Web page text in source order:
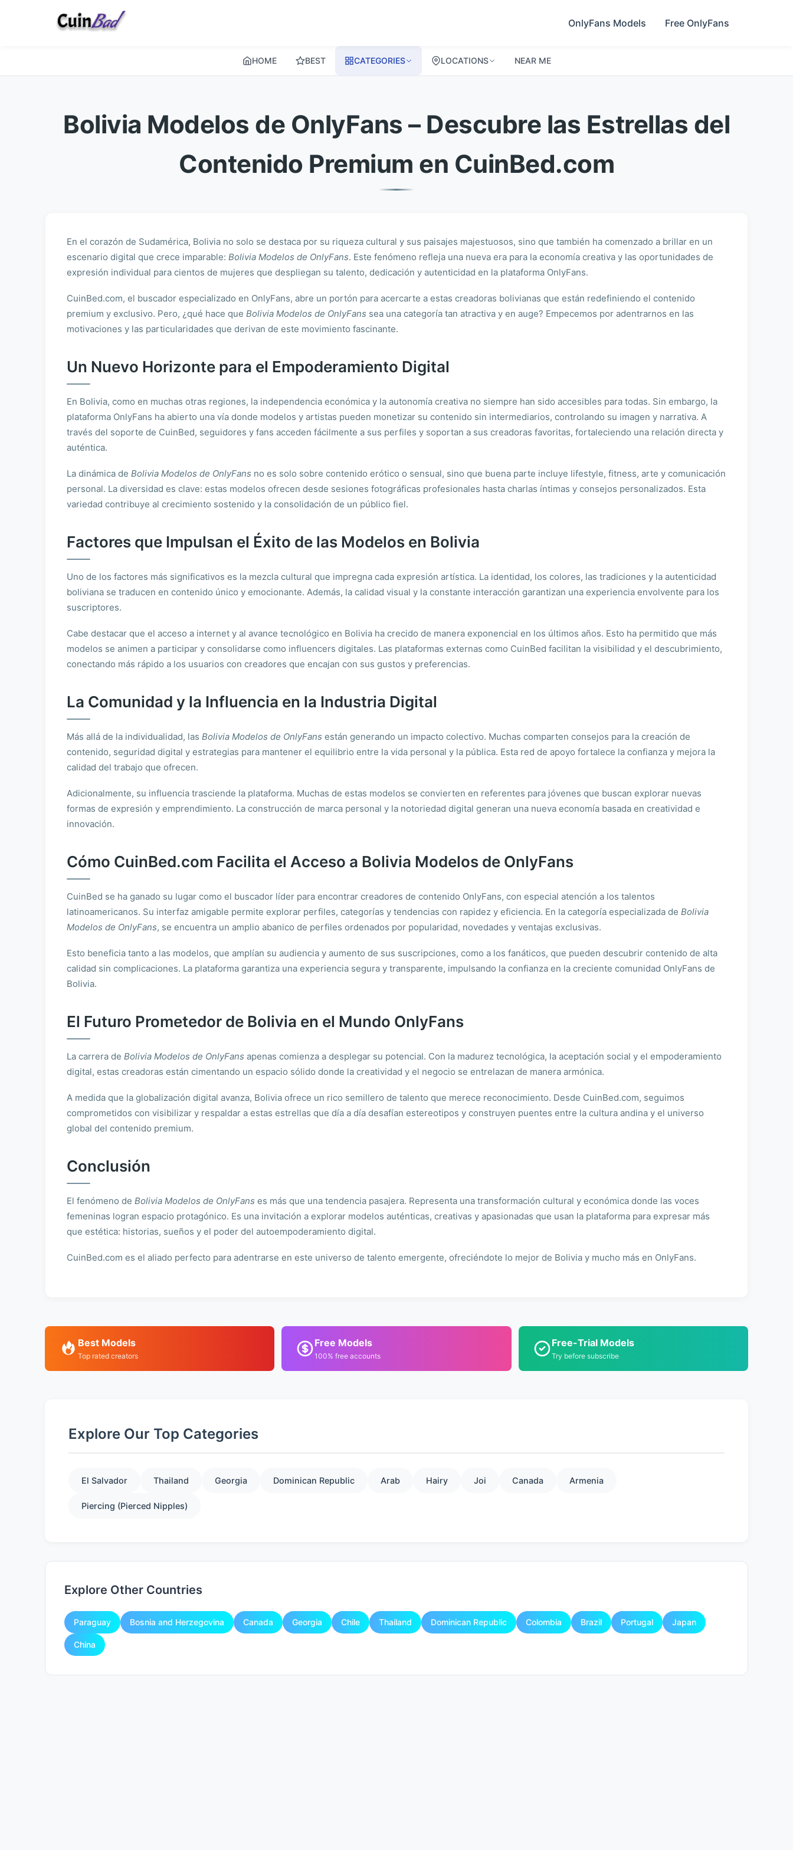
OnlyFans Models Free OnlyFans
HOME BEST CATEGORIES LOCATIONS NEAR ME
Bolivia Modelos de OnlyFans – Descubre las Estrellas del
Contenido Premium en CuinBed.com
En el corazón de Sudamérica, Bolivia no solo se destaca por su riqueza cultural y sus paisajes majestuosos, sino que también ha comenzado a brillar en un
escenario digital que crece imparable: Bolivia Modelos de OnlyFans. Este fenómeno refleja una nueva era para la economía creativa y las oportunidades de
expresión individual para cientos de mujeres que despliegan su talento, dedicación y autenticidad en la plataforma OnlyFans.
CuinBed.com, el buscador especializado en OnlyFans, abre un portón para acercarte a estas creadoras bolivianas que están redefiniendo el contenido
premium y exclusivo. Pero, ¿qué hace que Bolivia Modelos de OnlyFans sea una categoría tan atractiva y en auge? Empecemos por adentrarnos en las
motivaciones y las particularidades que derivan de este movimiento fascinante.
Un Nuevo Horizonte para el Empoderamiento Digital
En Bolivia, como en muchas otras regiones, la independencia económica y la autonomía creativa no siempre han sido accesibles para todas. Sin embargo, la
plataforma OnlyFans ha abierto una vía donde modelos y artistas pueden monetizar su contenido sin intermediarios, controlando su imagen y narrativa. A
través del soporte de CuinBed, seguidores y fans acceden fácilmente a sus perfiles y soportan a sus creadoras favoritas, fortaleciendo una relación directa y
auténtica.
La dinámica de Bolivia Modelos de OnlyFans no es solo sobre contenido erótico o sensual, sino que buena parte incluye lifestyle, fitness, arte y comunicación
personal. La diversidad es clave: estas modelos ofrecen desde sesiones fotográficas profesionales hasta charlas íntimas y consejos personalizados. Esta
variedad contribuye al crecimiento sostenido y la consolidación de un público fiel.
Factores que Impulsan el Éxito de las Modelos en Bolivia
Uno de los factores más significativos es la mezcla cultural que impregna cada expresión artística. La identidad, los colores, las tradiciones y la autenticidad
boliviana se traducen en contenido único y emocionante. Además, la calidad visual y la constante interacción garantizan una experiencia envolvente para los
suscriptores.
Cabe destacar que el acceso a internet y al avance tecnológico en Bolivia ha crecido de manera exponencial en los últimos años. Esto ha permitido que más
modelos se animen a participar y consolidarse como influencers digitales. Las plataformas externas como CuinBed facilitan la visibilidad y el descubrimiento,
conectando más rápido a los usuarios con creadores que encajan con sus gustos y preferencias.
La Comunidad y la Influencia en la Industria Digital
Más allá de la individualidad, las Bolivia Modelos de OnlyFans están generando un impacto colectivo. Muchas comparten consejos para la creación de
contenido, seguridad digital y estrategias para mantener el equilibrio entre la vida personal y la pública. Esta red de apoyo fortalece la confianza y mejora la
calidad del trabajo que ofrecen.
Adicionalmente, su influencia trasciende la plataforma. Muchas de estas modelos se convierten en referentes para jóvenes que buscan explorar nuevas
formas de expresión y emprendimiento. La construcción de marca personal y la notoriedad digital generan una nueva economía basada en creatividad e
innovación.
Cómo CuinBed.com Facilita el Acceso a Bolivia Modelos de OnlyFans
CuinBed se ha ganado su lugar como el buscador líder para encontrar creadores de contenido OnlyFans, con especial atención a los talentos
latinoamericanos. Su interfaz amigable permite explorar perfiles, categorías y tendencias con rapidez y eficiencia. En la categoría especializada de Bolivia
Modelos de OnlyFans, se encuentra un amplio abanico de perfiles ordenados por popularidad, novedades y ventajas exclusivas.
Esto beneficia tanto a las modelos, que amplían su audiencia y aumento de sus suscripciones, como a los fanáticos, que pueden descubrir contenido de alta
calidad sin complicaciones. La plataforma garantiza una experiencia segura y transparente, impulsando la confianza en la creciente comunidad OnlyFans de
Bolivia.
El Futuro Prometedor de Bolivia en el Mundo OnlyFans
La carrera de Bolivia Modelos de OnlyFans apenas comienza a desplegar su potencial. Con la madurez tecnológica, la aceptación social y el empoderamiento
digital, estas creadoras están cimentando un espacio sólido donde la creatividad y el negocio se entrelazan de manera armónica.
A medida que la globalización digital avanza, Bolivia ofrece un rico semillero de talento que merece reconocimiento. Desde CuinBed.com, seguimos
comprometidos con visibilizar y respaldar a estas estrellas que día a día desafían estereotipos y construyen puentes entre la cultura andina y el universo
global del contenido premium.
Conclusión
El fenómeno de Bolivia Modelos de OnlyFans es más que una tendencia pasajera. Representa una transformación cultural y económica donde las voces
femeninas logran espacio protagónico. Es una invitación a explorar modelos auténticas, creativas y apasionadas que usan la plataforma para expresar más
que estética: historias, sueños y el poder del autoempoderamiento digital.
CuinBed.com es el aliado perfecto para adentrarse en este universo de talento emergente, ofreciéndote lo mejor de Bolivia y mucho más en OnlyFans.
Best Models
Top rated creators
Free Models
100% free accounts
Free-Trial Models
Try before subscribe
Explore Our Top Categories
El Salvador Thailand Georgia Dominican Republic Arab Hairy Joi Canada Armenia
Piercing (Pierced Nipples)
Explore Other Countries
Paraguay Bosnia and Herzegovina Canada Georgia Chile Thailand Dominican Republic Colombia Brazil Portugal Japan
China